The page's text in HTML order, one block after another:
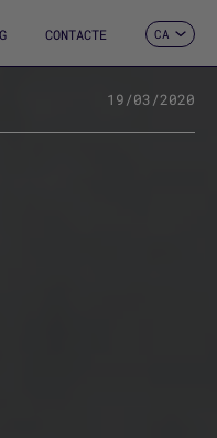
CONTACTE CA
FR
IT
19/03/2020